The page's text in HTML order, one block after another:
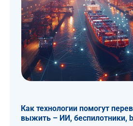
Как технологии помогут
выжить – ИИ, беспилотники,